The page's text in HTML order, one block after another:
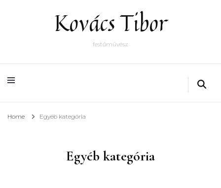
Kovács Tibor
festőművész
Home Egyéb kategória
Egyéb kategória